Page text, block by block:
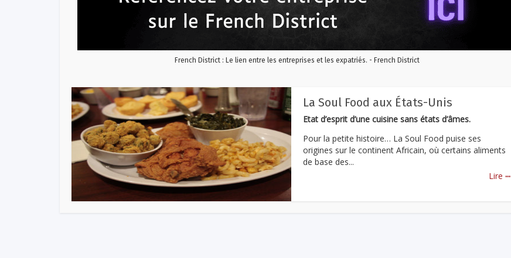
French District : Le lien entre les entreprises et les expatriés. - French District
La Soul Food aux États-Unis
Etat d’esprit d’une cuisine sans états d’âmes.
Pour la petite histoire… La Soul Food puise ses
origines sur le continent Africain, où certains aliments
de base des...
Lire ...